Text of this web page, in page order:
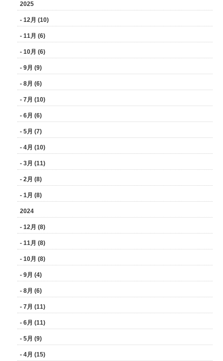
2025
- 12月 (10)
- 11月 (6)
- 10月 (6)
- 9月 (9)
- 8月 (6)
- 7月 (10)
- 6月 (6)
- 5月 (7)
- 4月 (10)
- 3月 (11)
- 2月 (8)
- 1月 (8)
2024
- 12月 (8)
- 11月 (8)
- 10月 (8)
- 9月 (4)
- 8月 (6)
- 7月 (11)
- 6月 (11)
- 5月 (9)
- 4月 (15)